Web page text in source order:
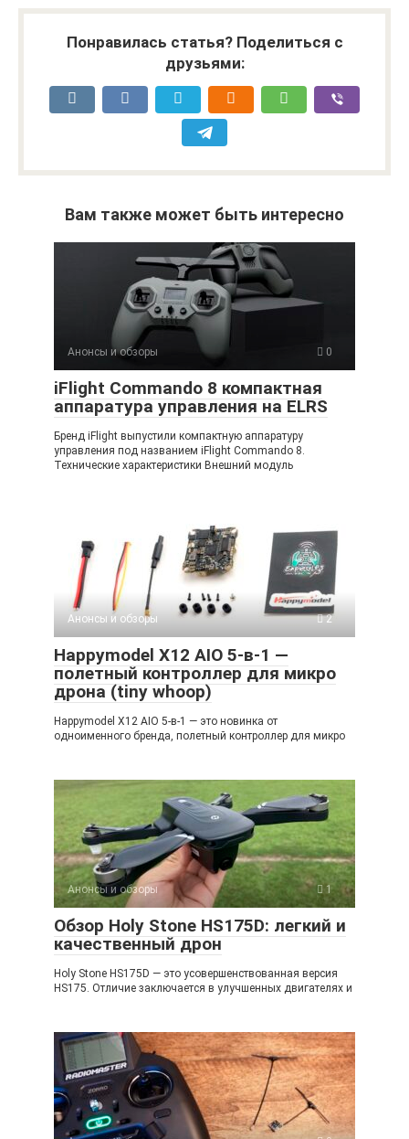
Понравилась статья? Поделиться с
друзьями:
Вам также может быть интересно
Анонсы и обзоры 0
iFlight Commando 8 компактная
аппаратура управления на ELRS
Бренд iFlight выпустили компактную аппаратуру
управления под названием iFlight Commando 8.
Технические характеристики Внешний модуль
Анонсы и обзоры 2
Happymodel X12 AIO 5-в-1 —
полетный контроллер для микро
дрона (tiny whoop)
Happymodel X12 AIO 5-в-1 — это новинка от
одноименного бренда, полетный контроллер для микро
Анонсы и обзоры 1
Обзор Holy Stone HS175D: легкий и
качественный дрон
Holy Stone HS175D — это усовершенствованная версия
HS175. Отличие заключается в улучшенных двигателях и